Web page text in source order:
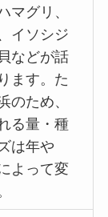
マグリ、
イソシジ
などが話
ます。た
のため、
る量・種
は年や
よって変